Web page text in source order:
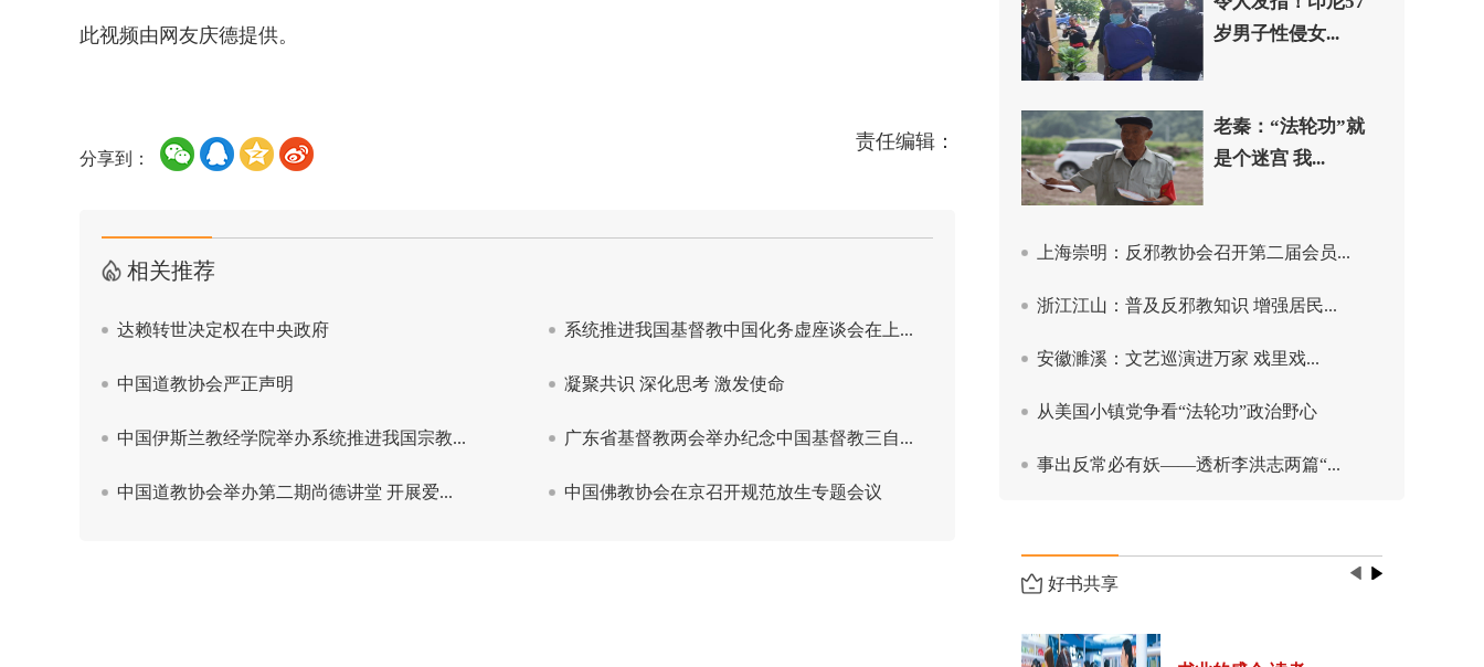
此视频由网友庆德提供。
分享到：
责任编辑：